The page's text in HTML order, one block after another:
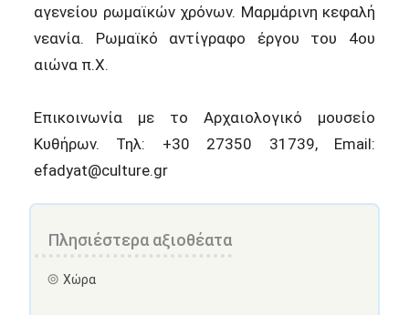
αγενείου ρωμαϊκών χρόνων. Μαρμάρινη κεφαλή
νεανία. Ρωμαϊκό αντίγραφο έργου του 4ου
αιώνα π.Χ.
Επικοινωνία με το Αρχαιολογικό μουσείο
Κυθήρων. Τηλ: +30 27350 31739, Email:
efadyat@culture.gr
Πλησιέστερα αξιοθέατα
Χώρα